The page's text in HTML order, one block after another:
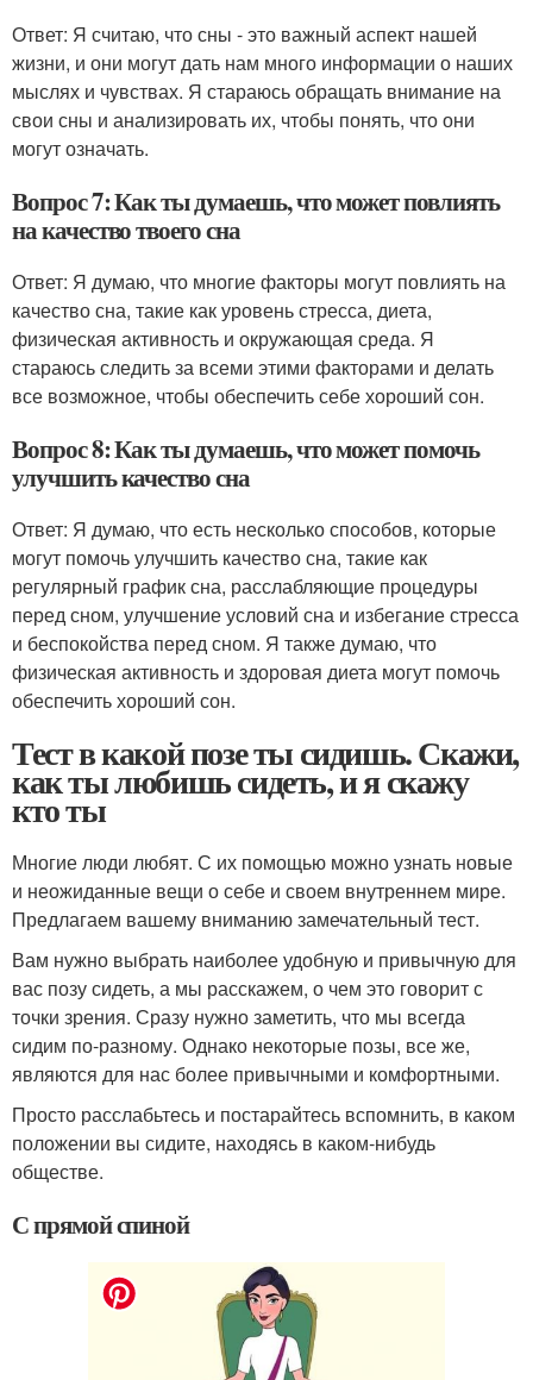
Ответ: Я считаю, что сны - это важный аспект нашей
жизни, и они могут дать нам много информации о наших
мыслях и чувствах. Я стараюсь обращать внимание на
свои сны и анализировать их, чтобы понять, что они
могут означать.
Вопрос 7: Как ты думаешь, что может повлиять
на качество твоего сна
Ответ: Я думаю, что многие факторы могут повлиять на
качество сна, такие как уровень стресса, диета,
физическая активность и окружающая среда. Я
стараюсь следить за всеми этими факторами и делать
все возможное, чтобы обеспечить себе хороший сон.
Вопрос 8: Как ты думаешь, что может помочь
улучшить качество сна
Ответ: Я думаю, что есть несколько способов, которые
могут помочь улучшить качество сна, такие как
регулярный график сна, расслабляющие процедуры
перед сном, улучшение условий сна и избегание стресса
и беспокойства перед сном. Я также думаю, что
физическая активность и здоровая диета могут помочь
обеспечить хороший сон.
Тест в какой позе ты сидишь. Скажи,
как ты любишь сидеть, и я скажу
кто ты
Многие люди любят. С их помощью можно узнать новые
и неожиданные вещи о себе и своем внутреннем мире.
Предлагаем вашему вниманию замечательный тест.
Вам нужно выбрать наиболее удобную и привычную для
вас позу сидеть, а мы расскажем, о чем это говорит с
точки зрения. Сразу нужно заметить, что мы всегда
сидим по-разному. Однако некоторые позы, все же,
являются для нас более привычными и комфортными.
Просто расслабьтесь и постарайтесь вспомнить, в каком
положении вы сидите, находясь в каком-нибудь
обществе.
С прямой спиной